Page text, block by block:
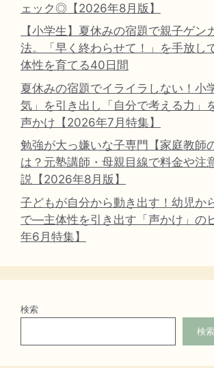
ェック◎【2026年8月版】
【小学生】夏休みの宿題で親子ゲン
法。「早く終わらせて！」を手放し
体性を育てる40日間
夏休みの宿題でイライラしない！小
気」を引き出し「自分で考える力」
声かけ【2026年7月特集】
勉強が大っ嫌いな子専門【家庭教師
は？元塾講師・母親目線で料金や注
説【2026年8月版】
子どもが自分から動き出す！幼児か
で―主体性を引き出す「声かけ」の
年6月特集】
検索
検索